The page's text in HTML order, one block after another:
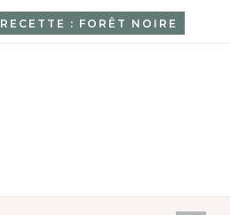
RECETTE : FORÊT NOIRE